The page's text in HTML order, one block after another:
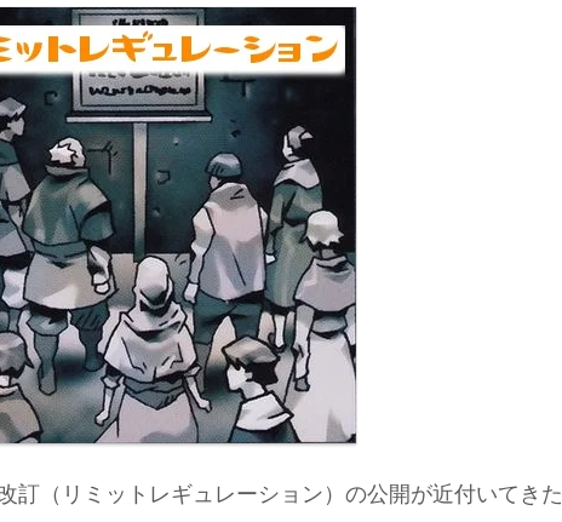
訂（リミットレギュレーション）の公開が近付いてきた